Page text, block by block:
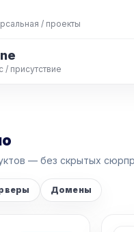
/ проекты
/ присутствие
— без скрытых
Домены